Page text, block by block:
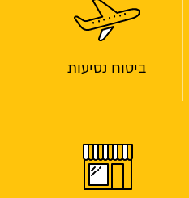
ביטוח נסיעות